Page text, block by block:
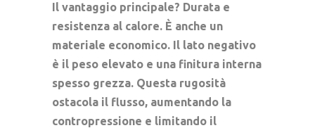
Il vantaggio principale? Durata e
resistenza al calore. È anche un
materiale economico. Il lato negativo
è il peso elevato e una finitura interna
spesso grezza. Questa rugosità
ostacola il flusso, aumentando la
contropressione e limitando il